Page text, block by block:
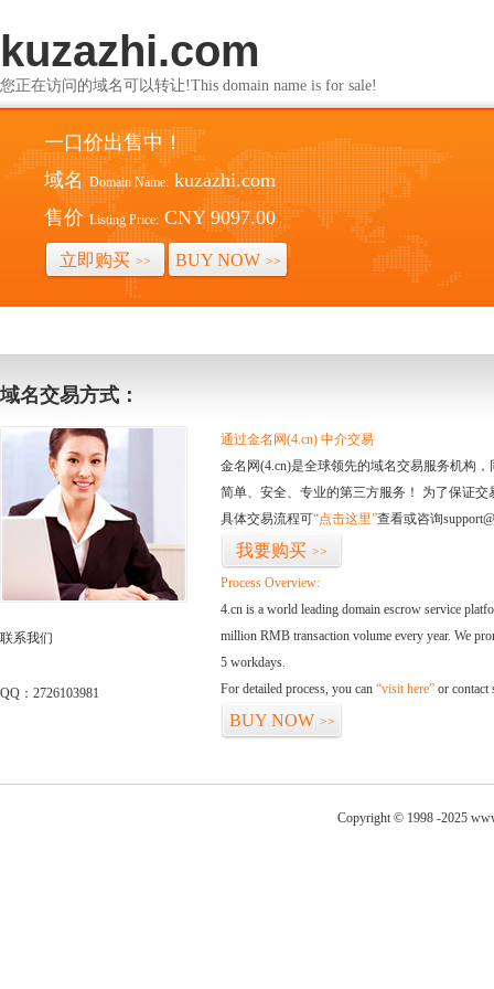
kuzazhi.com
您正在访问的域名可以转让!This domain name is for sale!
一口价出售中！
域名 Domain Name: kuzazhi.com
售价 Listing Price: CNY 9097.00
立即购买 >> BUY NOW >>
域名交易方式：
联系我们
QQ：2726103981
通过金名网(4.cn) 中介交易
金名网(4.cn)是全球领先的域名交易服务机构
简单、安全、专业的第三方服务！ 为了保证
具体交易流程可“点击这里”查看或咨询
我要购买 >>
Process Overview:
4.cn is a world leading domain escrow service
million RMB transaction volume every year. We
5 workdays.
For detailed process, you can “visit here” or contact
BUY NOW >>
Copyright © 1998 -2025